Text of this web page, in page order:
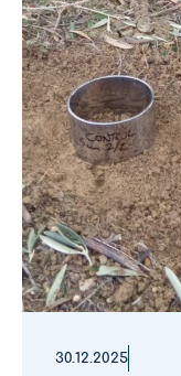
30.12.2025